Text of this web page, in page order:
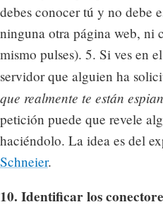
debes conocer tú y no debe
ninguna otra página web, ni
mismo pulses). 5. Si ves en
servidor que alguien ha
que realmente te están
petición puede que revele
haciéndolo. La idea es del
Schneier.
10. Identificar los